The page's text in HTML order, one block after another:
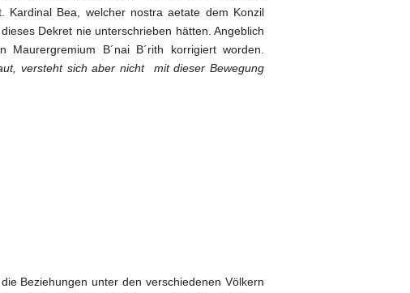
Kardinal Bea, welcher nostra aetate dem Konzil
Dekret nie unterschrieben hätten. Angeblich
B´nai B´rith korrigiert worden.
versteht sich aber nicht mit dieser Bewegung
Beziehungen unter den verschiedenen Völkern